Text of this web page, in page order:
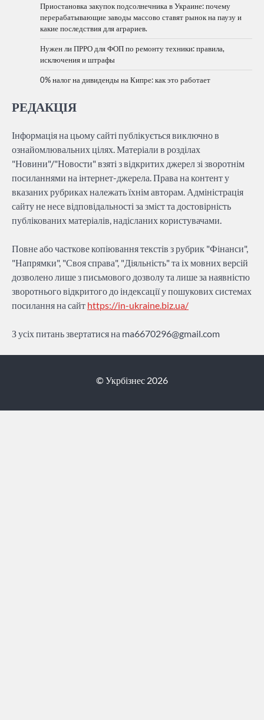
Приостановка закупок подсолнечника в Украине: почему
перерабатывающие заводы массово ставят рынок на паузу и
какие последствия для аграриев.
Нужен ли ПРРО для ФОП по ремонту техники: правила,
исключения и штрафы
0% налог на дивиденды на Кипре: как это работает
РЕДАКЦІЯ
Інформація на цьому сайті публікується виключно в
ознайомлювальних цілях. Матеріали в розділах
"Новини"/"Новости" взяті з відкритих джерел зі зворотнім
посиланнями на інтернет-джерела. Права на контент у
вказаних рубриках належать їхнім авторам. Адміністрація
сайту не несе відповідальності за зміст та достовірність
публікованих матеріалів, надісланих користувачами.
Повне або часткове копіювання текстів з рубрик "Фінанси",
"Напрямки", "Своя справа", "Діяльність" та іх мовних версій
дозволено лише з письмового дозволу та лише за наявністю
зворотнього відкритого до індексації у пошукових системах
посилання на сайт https://in-ukraine.biz.ua/
З усіх питань звертатися на ma6670296@gmail.com
© Укрбізнес 2026